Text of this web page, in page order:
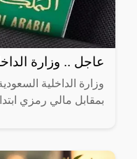
عاجل .. وزارة
وزارة الداخلية
بمقابل مالي رمزي